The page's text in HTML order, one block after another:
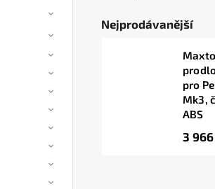
Nejprodávanější
pro
Mk3,
ABS
3